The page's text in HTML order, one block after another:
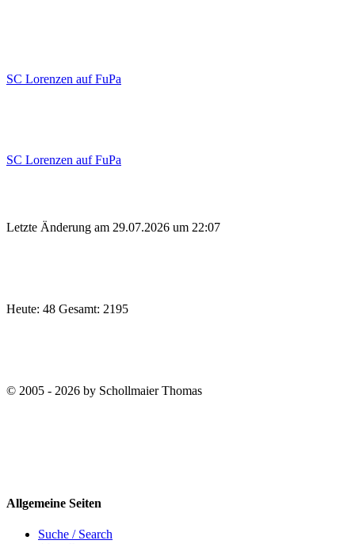
SC Lorenzen auf FuPa
SC Lorenzen auf FuPa
Letzte Änderung am 29.07.2026 um 22:07
Heute: 48 Gesamt: 2195
© 2005 - 2026 by Schollmaier Thomas
Allgemeine Seiten
Suche / Search